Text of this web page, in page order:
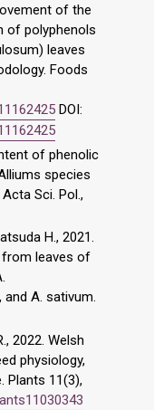
of the
of polyphenols
leaves
Foods
DOI:
of phenolic
species
Sci. Pol.,
H., 2021.
leaves of
A. sativum.
2022. Welsh
physiology,
Plants 11(3),